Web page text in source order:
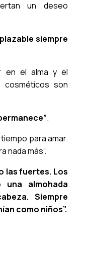
un deseo
siempre
en el alma y el
cosméticos son
.
para amar.
nada más”.
las fuertes. Los
una almohada
Siempre
como niños”.